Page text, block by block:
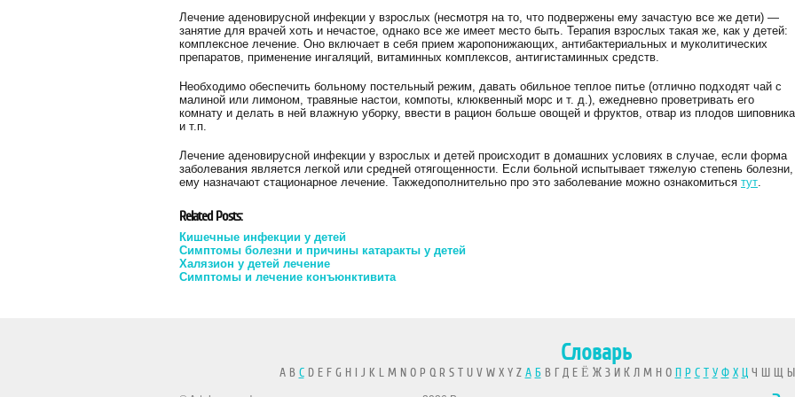
Лечение аденовирусной инфекции у взрослых (несмотря на то, что подвержены ему зачастую все же дети) —
занятие для врачей хоть и нечастое, однако все же имеет место быть. Терапия взрослых такая же, как у детей:
комплексное лечение. Оно включает в себя прием жаропонижающих, антибактериальных и муколитических
препаратов, применение ингаляций, витаминных комплексов, антигистаминных средств.
Необходимо обеспечить больному постельный режим, давать обильное теплое питье (отлично подходят чай с
малиной или лимоном, травяные настои, компоты, клюквенный морс и т. д.), ежедневно проветривать его
комнату и делать в ней влажную уборку, ввести в рацион больше овощей и фруктов, отвар из плодов шиповника
и т.п.
Лечение аденовирусной инфекции у взрослых и детей происходит в домашних условиях в случае, если форма
заболевания является легкой или средней отягощенности. Если больной испытывает тяжелую степень болезни,
ему назначают стационарное лечение. Такжедополнительно про это заболевание можно ознакомиться тут.
Related Posts:
Кишечные инфекции у детей
Симптомы болезни и причины катаракты у детей
Халязион у детей лечение
Симптомы и лечение конъюнктивита
Словарь
A B CD E F G H I J K L M N O P Q R S T U V W X Y Z А БВ Г Д Е Ё Ж З И К Л М Н О П Р С Т У Ф Х ЦЧ Ш Щ Ы